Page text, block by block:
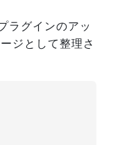
グインのアッ
ジとして整理さ